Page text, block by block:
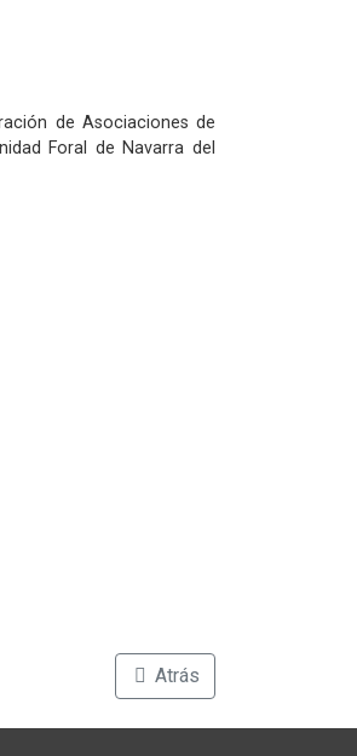
de Asociaciones de
Foral de Navarra del
Atrás